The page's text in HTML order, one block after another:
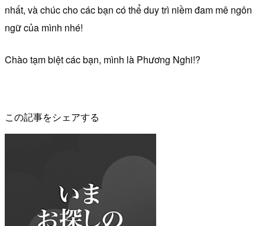
nhất, và chúc cho các bạn có thể duy trì niềm đam mê ngôn
ngữ của mình nhé!
Chào tạm biệt các bạn, mình là Phương Nghi!?
この記事をシェアする